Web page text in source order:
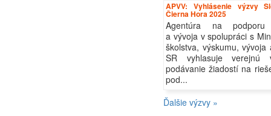
APVV: Vyhlásenie výzvy
Čierna Hora 2025
Agentúra na podporu
a vývoja v spolupráci s
školstva, výskumu, vývoja
SR vyhlasuje verejnú
podávanie žiadostí na
pod...
Ďalšie výzvy »